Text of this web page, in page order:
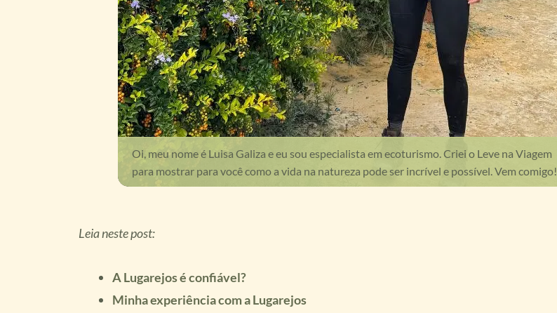
Oi, meu nome é Luisa Galiza e eu sou especialista em ecoturismo. Criei o Leve na Viagem
para mostrar para você como a vida na natureza pode ser incrível e possível. Vem comigo!
Leia neste post:
A Lugarejos é confiável?
Minha experiência com a Lugarejos